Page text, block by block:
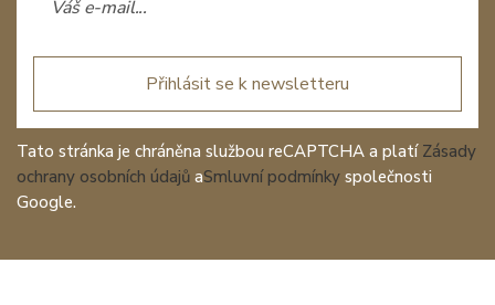
Přihlásit se k newsletteru
Tato stránka je chráněna službou reCAPTCHA a platí Zásady
ochrany osobních údajů aSmluvní podmínky společnosti
Google.